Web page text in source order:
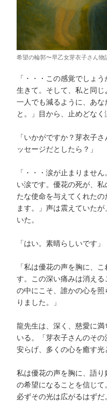
希望の輪郭〜早乙女芽衣子さん
「・・・この感覚でしょ
生きて。そして、私と同じ
一人でも減るように、あな
と。」目から、止めどなく
「いかがですか？芽衣子
ッセージだとしたら？」
「・・・涙が止まりませ
い涙です。優花の死が、
たな使命を与えてくれた
ます。」声は震えていた
いた。
「はい。素晴らしいです」
「私は優花の声を胸に、
す。この深い痛みは消え
の中にこそ、誰かの心を
りました。」
龍先生は、深く、慈愛に
いる。「芽衣子さんのそ
安らげ、多くの心を癒す光
私は優花の声を胸に、語
の希望になることを信じて
必ずその光は広がるはずだ。